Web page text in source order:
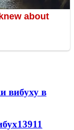
вибуху в
13911